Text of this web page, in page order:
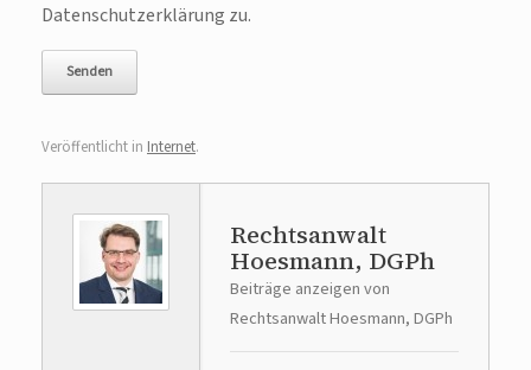
Datenschutzerklärung zu.
Veröffentlicht in Internet.
Rechtsanwalt
Hoesmann, DGPh
Beiträge anzeigen von
Rechtsanwalt Hoesmann, DGPh